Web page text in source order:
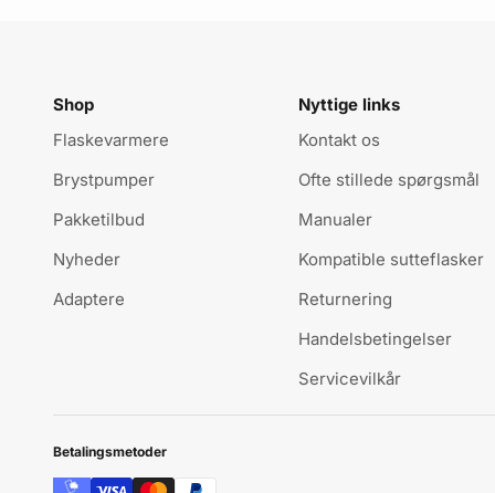
Shop
Flaskevarmere
Brystpumper
Pakketilbud
Nyheder
Adaptere
Nyttige links
Kontakt os
Ofte stillede spørgsmål
Manualer
Kompatible sutteflasker
Returnering
Handelsbetingelser
Servicevilkår
Betalingsmetoder